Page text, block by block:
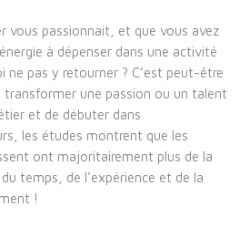
vous passionnait, et que vous avez
à dépenser dans une activité
ne pas y retourner ? C’est peut-être
transformer une passion ou un talent
et de débuter dans
les études montrent que les
ont majoritairement plus de la
temps, de l’expérience et de la
!